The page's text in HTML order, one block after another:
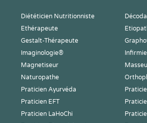
Diététicien Nutritionniste
Ethérapeute
Gestalt-Thérapeute
Imaginologie®
Magnetiseur
Naturopathe
Praticien Ayurvéda
Praticien EFT
Praticien LaHoChi